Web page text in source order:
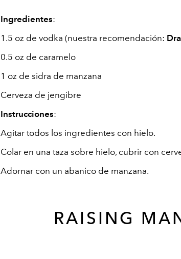
Ingredientes:
1.5 oz de vodka (nuestra recomendación:
0.5 oz de caramelo
1 oz de sidra de manzana
Cerveza de jengibre
Instrucciones:
Agitar todos los ingredientes con hielo.
Colar en una taza sobre hielo, cubrir con
Adornar con un abanico de manzana.
RAISING